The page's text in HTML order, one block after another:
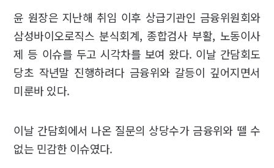
윤 원장은 지난해 취임 이후 상급기관인 금융위원회와
삼성바이오로직스 분식회계, 종합검사 부활, 노동이사
제 등 이슈를 두고 시각차를 보여 왔다. 이날 간담회도
당초 작년말 진행하려다 금융위와 갈등이 깊어지면서
미룬바 있다.
이날 간담회에서 나온 질문의 상당수가 금융위와 뗄 수
없는 민감한 이슈였다.